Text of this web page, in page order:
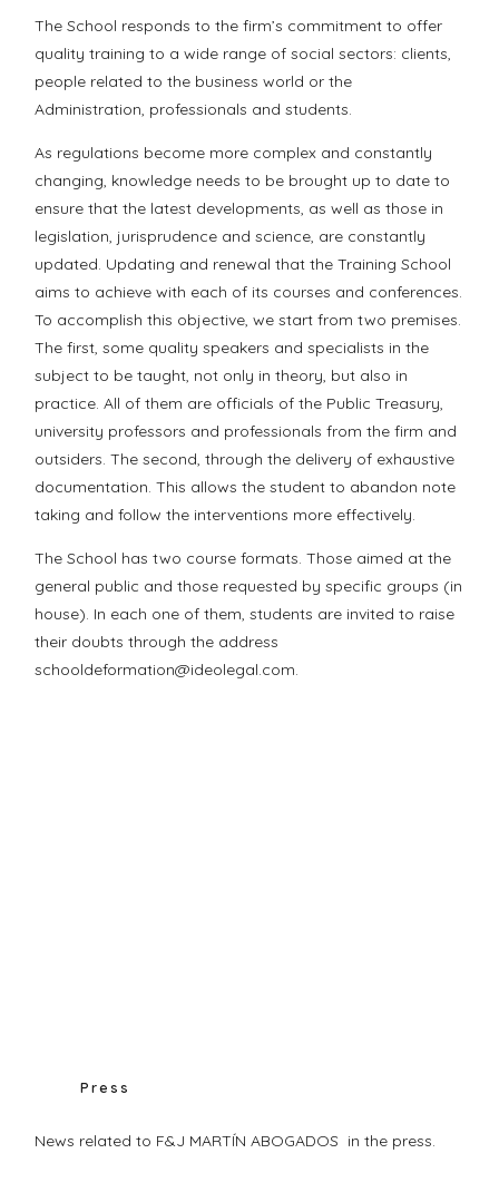
The School responds to the firm’s commitment to offer
quality training to a wide range of social sectors: clients,
people related to the business world or the
Administration, professionals and students.
As regulations become more complex and constantly
changing, knowledge needs to be brought up to date to
ensure that the latest developments, as well as those in
legislation, jurisprudence and science, are constantly
updated. Updating and renewal that the Training School
aims to achieve with each of its courses and conferences.
To accomplish this objective, we start from two premises.
The first, some quality speakers and specialists in the
subject to be taught, not only in theory, but also in
practice. All of them are officials of the Public Treasury,
university professors and professionals from the firm and
outsiders. The second, through the delivery of exhaustive
documentation. This allows the student to abandon note
taking and follow the interventions more effectively.
The School has two course formats. Those aimed at the
general public and those requested by specific groups (in
house). In each one of them, students are invited to raise
their doubts through the address
schooldeformation@ideolegal.com.
Press
News related to F&J MARTÍN ABOGADOS in the press.